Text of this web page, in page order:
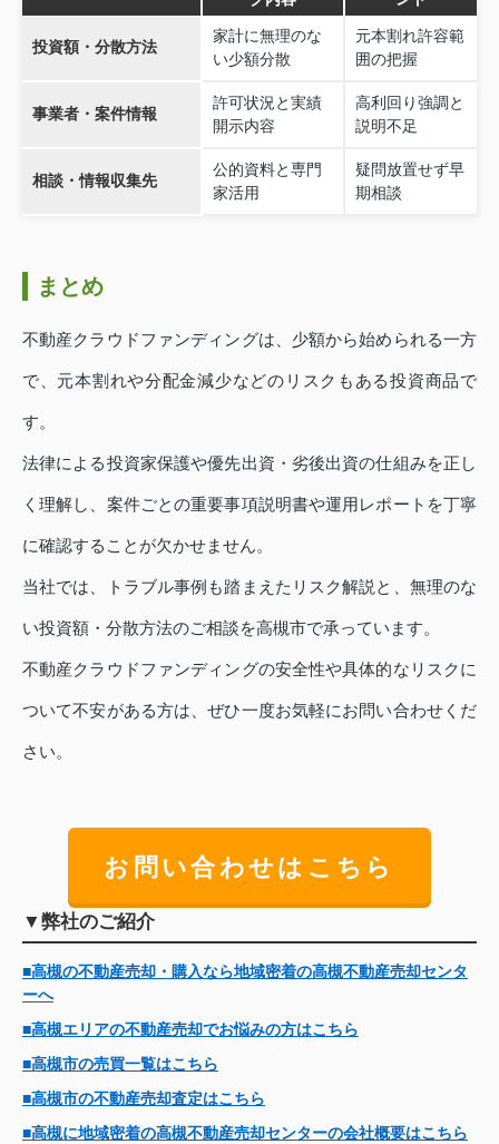
投資額・分散方法
家計に無理のな
い少額分散
元本割れ許容範
囲の把握
事業者・案件情報
許可状況と実績
開示内容
高利回り強調と
説明不足
相談・情報収集先
公的資料と専門
家活用
疑問放置せず早
期相談
まとめ
不動産クラウドファンディングは、少額から始められる一方
で、元本割れや分配金減少などのリスクもある投資商品で
す。
法律による投資家保護や優先出資・劣後出資の仕組みを正し
く理解し、案件ごとの重要事項説明書や運用レポートを丁寧
に確認することが欠かせません。
当社では、トラブル事例も踏まえたリスク解説と、無理のな
い投資額・分散方法のご相談を高槻市で承っています。
不動産クラウドファンディングの安全性や具体的なリスクに
ついて不安がある方は、ぜひ一度お気軽にお問い合わせくだ
さい。
お問い合わせはこちら
▼弊社のご紹介
■高槻の不動産売却・購入なら地域密着の高槻不動産売却センタ
ーへ
■高槻エリアの不動産売却でお悩みの方はこちら
■高槻市の売買一覧はこちら
■高槻市の不動産売却査定はこちら
■高槻に地域密着の高槻不動産売却センターの会社概要はこちら